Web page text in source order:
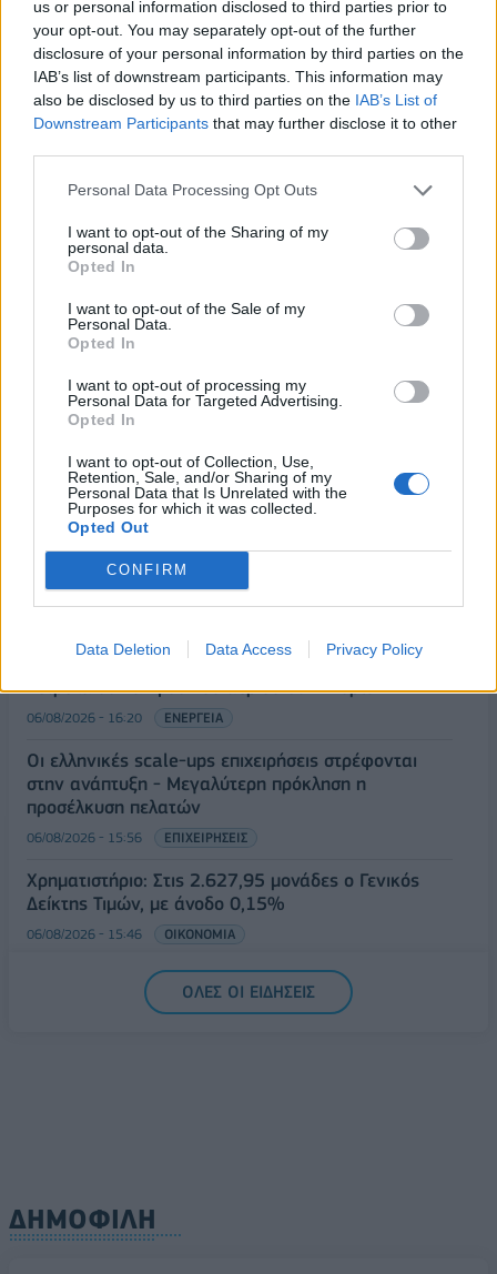
us or personal information disclosed to third parties prior to
your opt-out. You may separately opt-out of the further
disclosure of your personal information by third parties on the
IAB’s list of downstream participants. This information may
also be disclosed by us to third parties on the IAB’s List of
Downstream Participants that may further disclose it to other
Personal Data Processing Opt Outs
I want to opt-out of the Sharing of my
personal data.
Opted In
I want to opt-out of the Sale of my
Personal Data.
Opted In
I want to opt-out of processing my
Personal Data for Targeted Advertising.
Opted In
I want to opt-out of Collection, Use,
Retention, Sale, and/or Sharing of my
Personal Data that Is Unrelated with the
Purposes for which it was collected.
Opted Out
CONFIRM
Data Deletion Data Access Privacy Policy
07/08/2026 - 08:54
Υψηλός κίνδυνος πυρκαγιάς σήμερα σε Αττική,
Κρήτη, Πελοπόννησο, Εύβοια και νησιά του Αιγαίου
07/08/2026 - 08:30 ΕΛΛΑΔΑ
Άνοδος του πετρελαίου μετά τις απειλές του Ιράν
για τα Στενά του Ορμούζ
Χρηματιστήριο: Πτώση κατά 0,59%, στα 320,42
εκατ. ευρώ ο τζίρος
06/08/2026 - 18:10 ΟΙΚΟΝΟΜΙΑ
ΟΠΕΚΑ: Αύριο η δεύτερη πληρωμή των δικαιούχων
06/08/2026 - 17:40 ΟΙΚΟΝΟΜΙΑ
Στρατηγική προτεραιότητα η ενίσχυση της
βιομηχανίας
06/08/2026 - 17:18
Από τις 28 Αυγούστου η ψηφιακή ενεργοποίηση της
Κάρτας Αγρότη μέσω της ΕΑΕ 2026
Eurobank: Εξελίξεις και προοπτικές στις αγορές
πετρελαίου και φυσικού αερίου στην Ευρώπη
06/08/2026 - 16:20 ΕΝΕΡΓΕΙΑ
Οι ελληνικές scale-ups επιχειρήσεις στρέφονται
στην ανάπτυξη - Μεγαλύτερη πρόκληση η
προσέλκυση πελατών
06/08/2026 - 15:56 ΕΠΙΧΕΙΡΗΣΕΙΣ
Χρηματιστήριο: Στις 2.627,95 μονάδες ο Γενικός
Δείκτης Τιμών, με άνοδο 0,15%
06/08/2026 - 15:46 ΟΙΚΟΝΟΜΙΑ
ΟΛΕΣ ΟΙ ΕΙΔΗΣΕΙΣ
ΔΗΜΟΦΙΛΗ